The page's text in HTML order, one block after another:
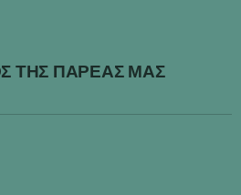
ΤΗΣ ΠΑΡΕΑΣ ΜΑΣ